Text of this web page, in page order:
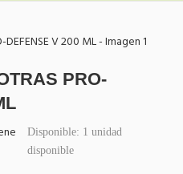
PRO-
Disponible: 1 unidad
disponible